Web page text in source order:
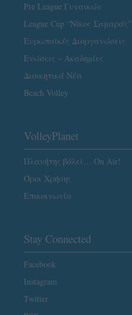
Pre League Γυναικών
League Cup “Νίκος Σαμαράς”
Ευρωπαϊκές Διοργανώσεις
Ενώσεις – Ακαδημίες
Διοικητικά Νέα
Beach Volley
VolleyPlanet
Πλανήτης βόλεϊ… On Air!
Όροι Χρήσης
Επικοινωνία
Stay Connected
Facebook
Instagram
Twitter